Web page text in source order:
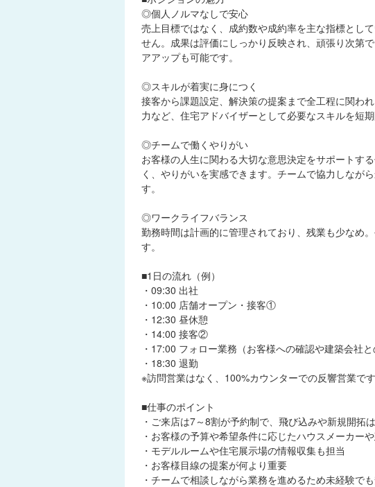
◎個人ノルマなしで安心
売上目標ではなく、成約数や成約率を主な指標とし
せん。成果は評価にしっかり反映され、頑張り次第
アアップも可能です。
◎スキルが着実に身につく
接客から課題設定、解決策の提案まで全工程に関わ
力など、住宅アドバイザーとして必要なスキルを短期
◎チームで働くやりがい
お客様の人生に関わる大切な意思決定をサポートす
く、やりがいを実感できます。チームで協力しなが
す。
◎ワークライフバランス
勤務時間は計画的に管理されており、残業も少なめ
す。
■1日の流れ（例）
・09:30 出社
・10:00 店舗オープン・接客①
・12:30 昼休憩
・14:00 接客②
・17:00 フォロー業務（お客様への確認や建築会社と
・18:30 退勤
※訪問営業はなく、100%カウンターでの反響営業です
■仕事のポイント
・ご来店は7～8割が予約制で、飛び込みや新規開拓
・お客様の予算や希望条件に応じたハウスメーカー
・モデルルームや住宅展示場の情報収集も担当
・お客様目線の提案が何より重要
・チームで相談しながら業務を進めるため未経験で